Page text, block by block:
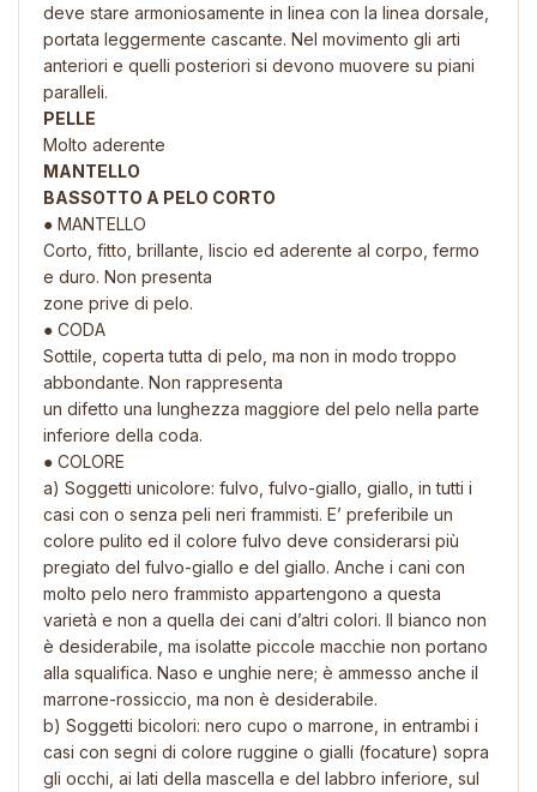
deve stare armoniosamente in linea con la linea dorsale,
portata leggermente cascante. Nel movimento gli arti
anteriori e quelli posteriori si devono muovere su piani
paralleli.
PELLE
Molto aderente
MANTELLO
BASSOTTO A PELO CORTO
● MANTELLO
Corto, fitto, brillante, liscio ed aderente al corpo, fermo
e duro. Non presenta
zone prive di pelo.
● CODA
Sottile, coperta tutta di pelo, ma non in modo troppo
abbondante. Non rappresenta
un difetto una lunghezza maggiore del pelo nella parte
inferiore della coda.
● COLORE
a) Soggetti unicolore: fulvo, fulvo-giallo, giallo, in tutti i
casi con o senza peli neri frammisti. E’ preferibile un
colore pulito ed il colore fulvo deve considerarsi più
pregiato del fulvo-giallo e del giallo. Anche i cani con
molto pelo nero frammisto appartengono a questa
varietà e non a quella dei cani d’altri colori. Il bianco non
è desiderabile, ma isolatte piccole macchie non portano
alla squalifica. Naso e unghie nere; è ammesso anche il
marrone-rossiccio, ma non è desiderabile.
b) Soggetti bicolori: nero cupo o marrone, in entrambi i
casi con segni di colore ruggine o gialli (focature) sopra
gli occhi, ai lati della mascella e del labbro inferiore, sul